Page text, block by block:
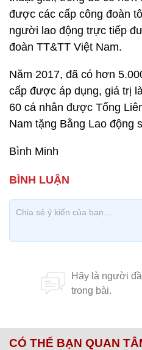
được các cấp công đoàn
người lao động trực tiếp
đoàn TT&TT Việt Nam.
Năm 2017, đã có hơn
cấp được áp dụng, giá trị
60 cá nhân được Tổng
Nam tặng Bằng Lao động
Bình Minh
CÓ THỂ BẠN QUAN